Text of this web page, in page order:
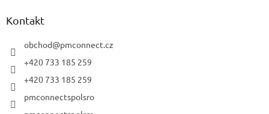
Kontakt
obchod@pmconnect.cz
+420 733 185 259
+420 733 185 259
pmconnectspolsro